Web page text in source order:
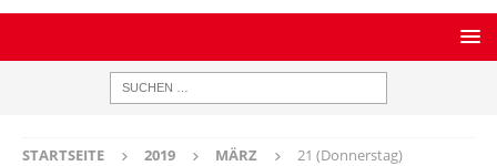
STARTSEITE 2019 MÄRZ 21 (Donnerstag)